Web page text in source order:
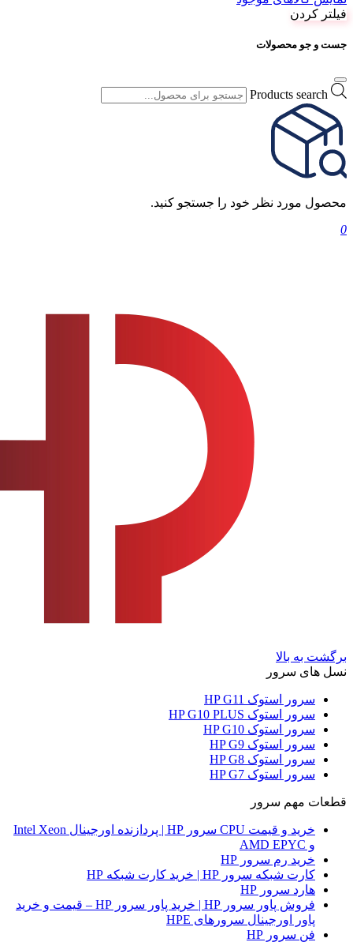
فیلتر کردن
جست و جو محصولات
Products search
محصول مورد نظر خود را جستجو کنید.
0
برگشت به بالا
نسل های سرور
سرور استوک HP G11
سرور استوک HP G10 PLUS
سرور استوک HP G10
سرور استوک HP G9
سرور استوک HP G8
سرور استوک HP G7
قطعات مهم سرور
خرید و قیمت CPU سرور HP | پردازنده اورجینال Intel Xeon
و AMD EPYC
خرید رم سرور HP
کارت شبکه سرور HP | خرید کارت شبکه HP
هارد سرور HP
فروش پاور سرور HP | خرید پاور سرور HP – قیمت و خرید
پاور اورجینال سرورهای HPE
فن سرور HP